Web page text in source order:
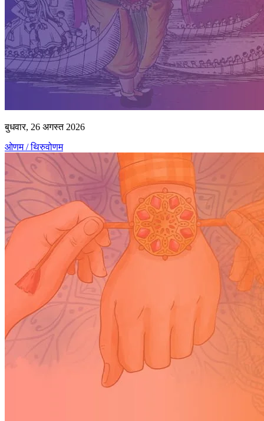
बुधवार, 26 अगस्त 2026
ओणम / थिरुवोणम